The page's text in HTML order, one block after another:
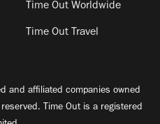
Time Out Worldwide
Time Out Travel
and affiliated companies owned
Time Out is a registered